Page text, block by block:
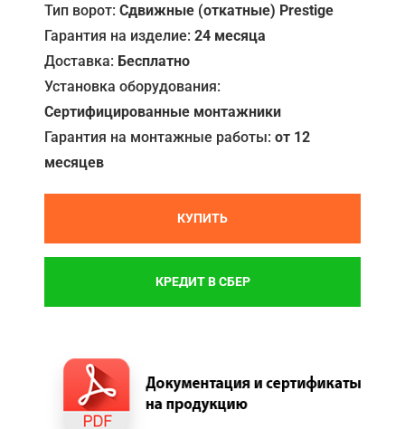
Где купить
Отзывы
Контакты
Тип ворот: Сдвижные (откатные) Prestige
Гарантия на изделие: 24 месяца
Доставка: Бесплатно
Установка оборудования:
Сертифицированные монтажники
Гарантия на монтажные работы: от 12
месяцев
КУПИТЬ
КРЕДИТ В СБЕР